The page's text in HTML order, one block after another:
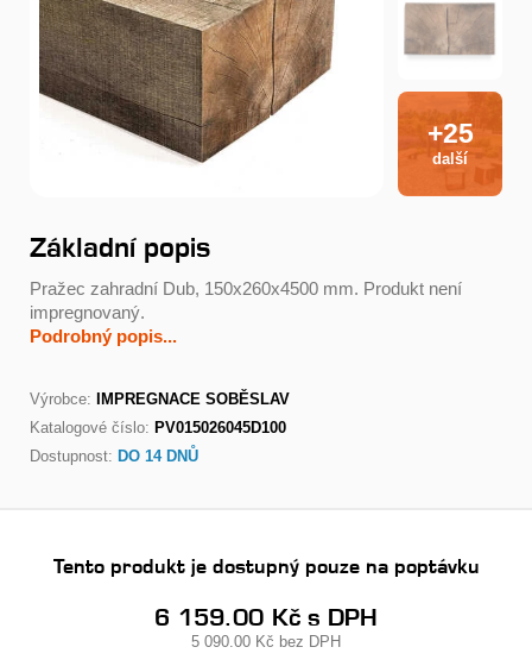
+25
další
Základní popis
Pražec zahradní Dub, 150x260x4500 mm. Produkt není
impregnovaný.
Podrobný popis...
Výrobce:
IMPREGNACE SOBĚSLAV
Katalogové číslo: PV015026045D100
Dostupnost: DO 14 DNŮ
Tento produkt je dostupný pouze na poptávku
6 159.00 Kč s DPH
5 090.00 Kč bez DPH